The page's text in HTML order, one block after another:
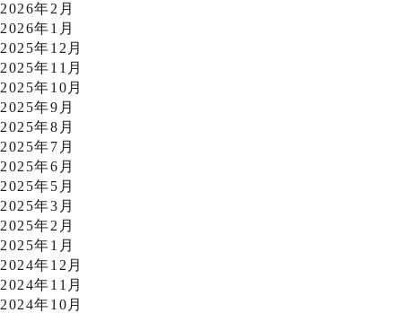
2026年2月
2026年1月
2025年12月
2025年11月
2025年10月
2025年9月
2025年8月
2025年7月
2025年6月
2025年5月
2025年3月
2025年2月
2025年1月
2024年12月
2024年11月
2024年10月